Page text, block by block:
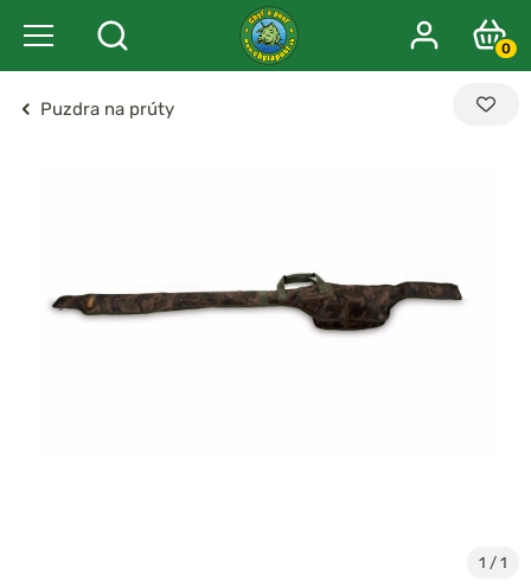
0
Puzdra na prúty
1 / 1